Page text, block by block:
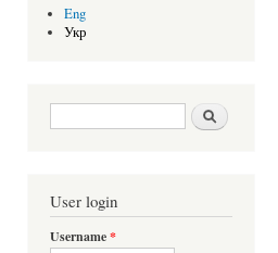
Eng
Укр
Search form Шукати
User login
Username*